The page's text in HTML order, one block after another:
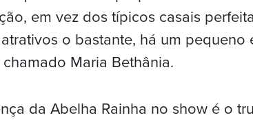
em vez dos típicos casais
o bastante, há um pequeno
Maria Bethânia.
da Abelha Rainha no show é o